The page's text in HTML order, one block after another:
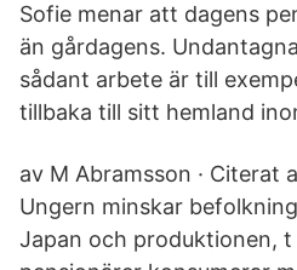
Sofie menar att dagens
än gårdagens.
sådant arbete är till
tillbaka till sitt hemland
av M Abramsson · Citerat
Ungern minskar
Japan och produktionen,